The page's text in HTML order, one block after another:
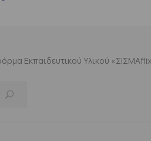
Εκπαιδευτικού Υλικού